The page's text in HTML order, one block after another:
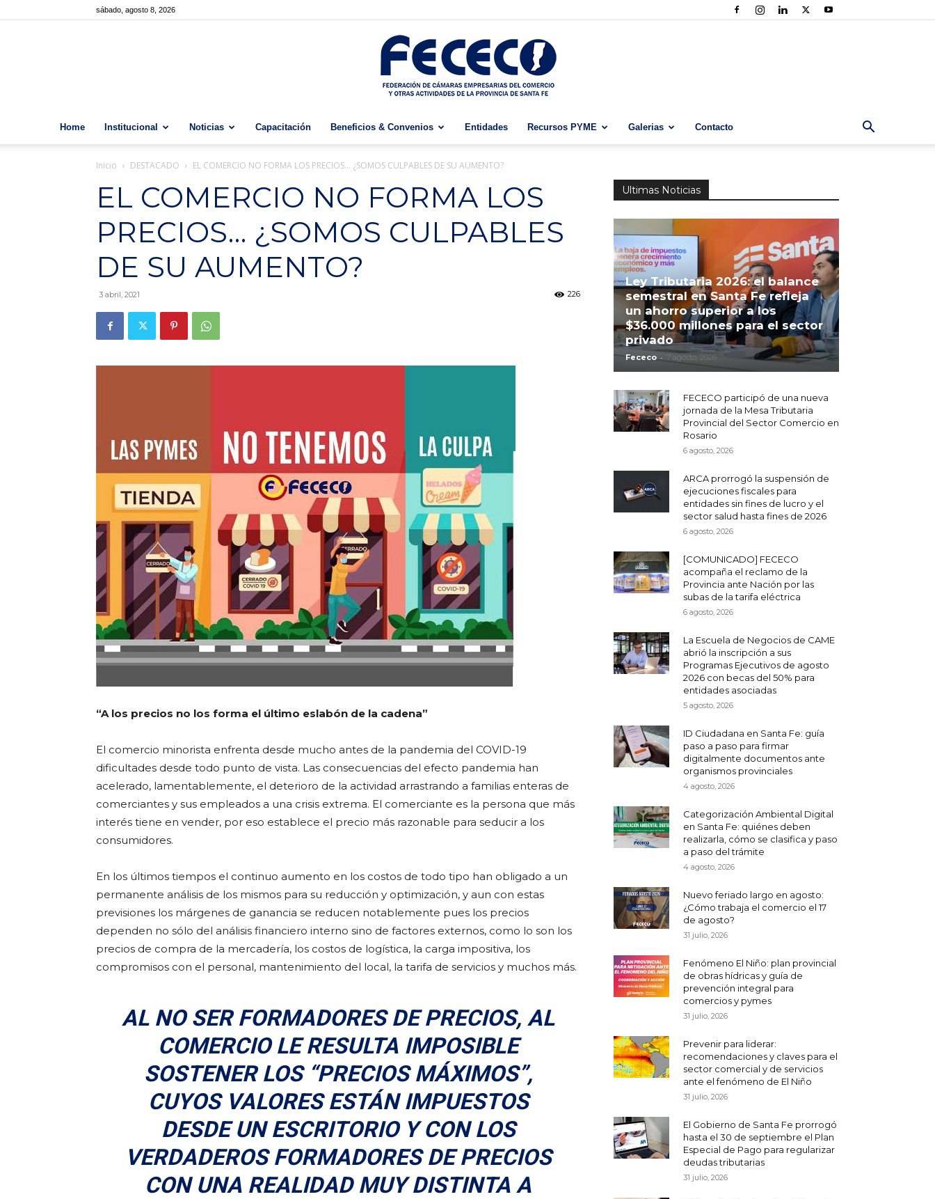
sábado, agosto 8, 2026
Home Institucional Noticias Capacitación Beneficios & Convenios Entidades Recursos PYME Galerias Contacto
Inicio DESTACADO EL COMERCIO NO FORMA LOS PRECIOS… ¿SOMOS CULPABLES DE SU AUMENTO?
EL COMERCIO NO FORMA LOS
PRECIOS… ¿SOMOS CULPABLES
DE SU AUMENTO?
3 abril, 2021 226
“A los precios no los forma el último eslabón de la cadena”
El comercio minorista enfrenta desde mucho antes de la pandemia del COVID-19
dificultades desde todo punto de vista. Las consecuencias del efecto pandemia han
acelerado, lamentablemente, el deterioro de la actividad arrastrando a familias enteras de
comerciantes y sus empleados a una crisis extrema. El comerciante es la persona que más
interés tiene en vender, por eso establece el precio más razonable para seducir a los
consumidores.
En los últimos tiempos el continuo aumento en los costos de todo tipo han obligado a un
permanente análisis de los mismos para su reducción y optimización, y aun con estas
previsiones los márgenes de ganancia se reducen notablemente pues los precios
dependen no sólo del análisis financiero interno sino de factores externos, como lo son los
precios de compra de la mercadería, los costos de logística, la carga impositiva, los
compromisos con el personal, mantenimiento del local, la tarifa de servicios y muchos más.
AL NO SER FORMADORES DE PRECIOS, AL
COMERCIO LE RESULTA IMPOSIBLE
SOSTENER LOS “PRECIOS MÁXIMOS”,
CUYOS VALORES ESTÁN IMPUESTOS
DESDE UN ESCRITORIO Y CON LOS
VERDADEROS FORMADORES DE PRECIOS
CON UNA REALIDAD MUY DISTINTA A
Ultimas Noticias
Ley Tributaria 2026: el balance
semestral en Santa Fe refleja
un ahorro superior a los
$36.000 millones para el sector
privado
Fececo - 7 agosto, 2026
FECECO participó de una nueva
jornada de la Mesa Tributaria
Provincial del Sector Comercio en
Rosario
6 agosto, 2026
ARCA prorrogó la suspensión de
ejecuciones fiscales para
entidades sin fines de lucro y el
sector salud hasta fines de 2026
6 agosto, 2026
[COMUNICADO] FECECO
acompaña el reclamo de la
Provincia ante Nación por las
subas de la tarifa eléctrica
6 agosto, 2026
La Escuela de Negocios de CAME
abrió la inscripción a sus
Programas Ejecutivos de agosto
2026 con becas del 50% para
entidades asociadas
5 agosto, 2026
ID Ciudadana en Santa Fe: guía
paso a paso para firmar
digitalmente documentos ante
organismos provinciales
4 agosto, 2026
Categorización Ambiental Digital
en Santa Fe: quiénes deben
realizarla, cómo se clasifica y paso
a paso del trámite
4 agosto, 2026
Nuevo feriado largo en agosto:
¿Cómo trabaja el comercio el 17
de agosto?
31 julio, 2026
Fenómeno El Niño: plan provincial
de obras hídricas y guía de
prevención integral para
comercios y pymes
31 julio, 2026
Prevenir para liderar:
recomendaciones y claves para el
sector comercial y de servicios
ante el fenómeno de El Niño
31 julio, 2026
El Gobierno de Santa Fe prorrogó
hasta el 30 de septiembre el Plan
Especial de Pago para regularizar
deudas tributarias
31 julio, 2026